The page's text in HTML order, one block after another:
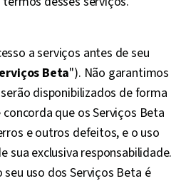
a serviços antes de seu
Beta"). Não garantimos
disponibilizados de forma
que os Serviços Beta
e outros defeitos, e o uso
sua exclusiva responsabilidade.
seu uso dos Serviços Beta é